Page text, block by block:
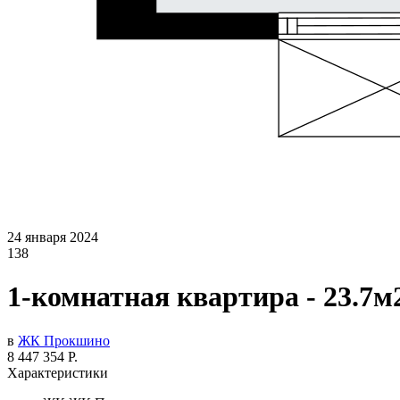
24 января 2024
138
1-комнатная квартира -
в ЖК Прокшино
8 447 354 Р.
Характеристики